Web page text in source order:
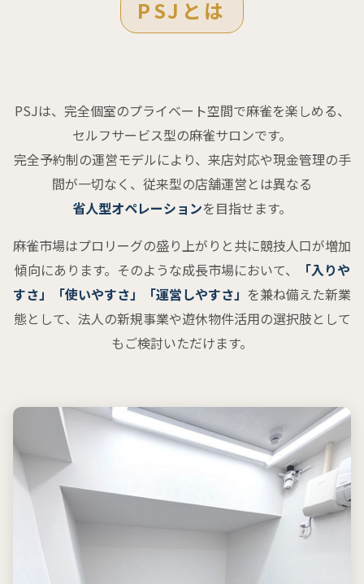
PSJとは
PSJは、完全個室のプライベート空間で麻雀を楽しめる、
セルフサービス型の麻雀サロンです。
完全予約制の運営モデルにより、来店対応や現金管理の手
間が一切なく、従来型の店舗運営とは異なる
省人型オペレーションを目指せます。
麻雀市場はプロリーグの盛り上がりと共に競技人口が増加
傾向にあります。そのような成長市場において、
「入りや
すさ」「使いやすさ」「運営しやすさ」 を兼ね備えた新業
態として、法人の新規事業や遊休物件活用の選択肢として
もご検討いただけます。